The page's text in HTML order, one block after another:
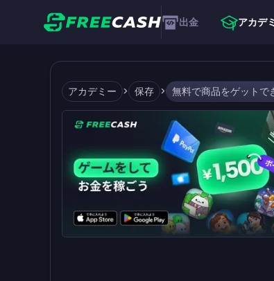
出金 アカデ
アカデミー > 保存 >